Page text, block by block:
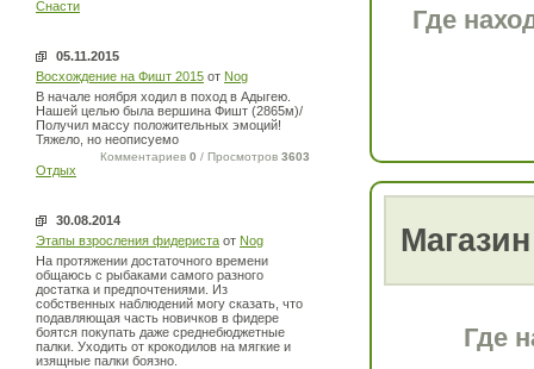
Снасти
05.11.2015
Восхождение на Фишт 2015 от Nog
В начале ноября ходил в поход в Адыгею.
Нашей целью была вершина Фишт (2865м)/
Получил массу положительных эмоций!
Тяжело, но неописуемо
Комментариев 0 / Просмотров 3603
Отдых
30.08.2014
Этапы взросления фидериста от Nog
На протяжении достаточного времени
общаюсь с рыбаками самого разного
достатка и предпочтениями. Из
собственных наблюдений могу сказать, что
подавляющая часть новичков в фидере
боятся покупать даже среднебюджетные
палки. Уходить от крокодилов на мягкие и
изящные палки боязно.
Где
Где